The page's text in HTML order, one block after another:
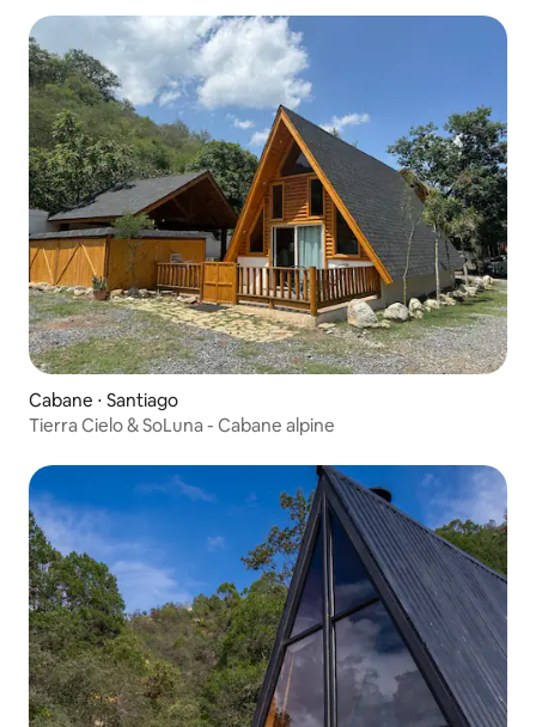
Cabane ⋅ Santiago
Tierra Cielo & SoLuna - Cabane alpine